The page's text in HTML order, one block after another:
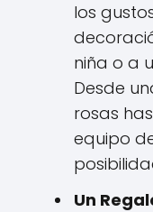
los
niña o a
Desde
rosas
equipo
Un